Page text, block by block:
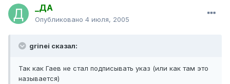
_ДА
Опубликовано 4 июля, 2005
grinei сказал:
Так как Гаев не стал подписывать указ (или как там это
называется)